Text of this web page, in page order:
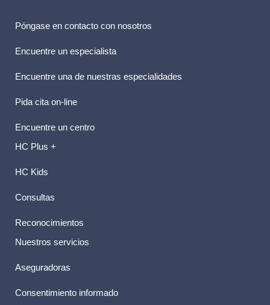
Póngase en contacto con nosotros
Encuentre un especialista
Encuentre una de nuestras especialidades
Pida cita on-line
Encuentre un centro
HC Plus +
HC Kids
Consultas
Reconocimientos
Nuestros servicios
Aseguradoras
Consentimiento informado